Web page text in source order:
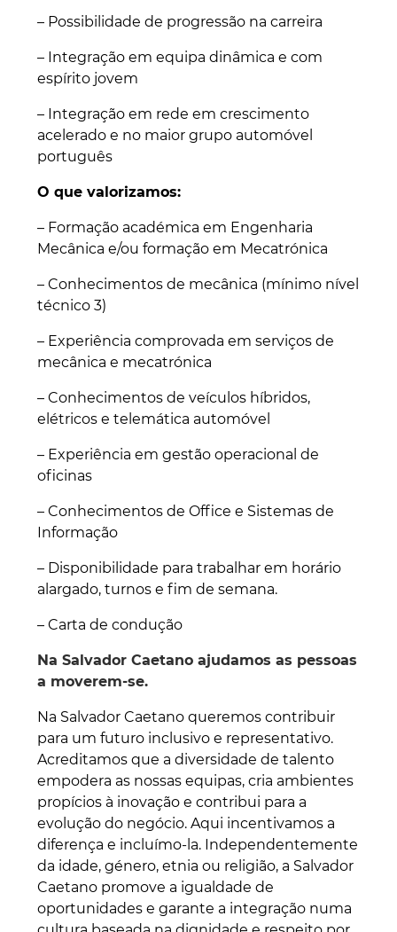
– Possibilidade de progressão na carreira
– Integração em equipa dinâmica e com
espírito jovem
– Integração em rede em crescimento
acelerado e no maior grupo automóvel
português
O que valorizamos:
– Formação académica em Engenharia
Mecânica e/ou formação em Mecatrónica
– Conhecimentos de mecânica (mínimo nível
técnico 3)
– Experiência comprovada em serviços de
mecânica e mecatrónica
– Conhecimentos de veículos híbridos,
elétricos e telemática automóvel
– Experiência em gestão operacional de
oficinas
– Conhecimentos de Office e Sistemas de
Informação
– Disponibilidade para trabalhar em horário
alargado, turnos e fim de semana.
– Carta de condução
Na Salvador Caetano ajudamos as pessoas
a moverem-se.
Na Salvador Caetano queremos contribuir
para um futuro inclusivo e representativo.
Acreditamos que a diversidade de talento
empodera as nossas equipas, cria ambientes
propícios à inovação e contribui para a
evolução do negócio. Aqui incentivamos a
diferença e incluímo-la. Independentemente
da idade, género, etnia ou religião, a Salvador
Caetano promove a igualdade de
oportunidades e garante a integração numa